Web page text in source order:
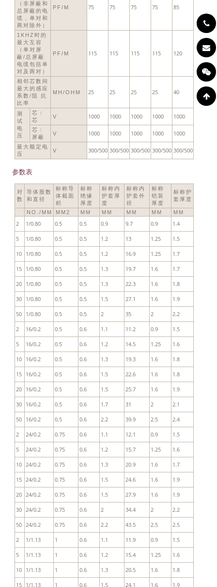
（非屏蔽和
总屏蔽的电
缆，单对和
两对除外）
PF/M 75 75 75 75 85
1KHZ时的
最大互容
（单对屏
蔽/总屏蔽
电缆包括单
对及两对）
PF/M 115 115 115 115 120
相邻芯数间
最大的感应
系数/阻 抗
比率
ΜH/OHM 25 25 25 25 40
测
试
电
压
芯：
芯
V 1000 1000 1000 1000 1000
芯：
屏蔽
V 1000 1000 1000 1000 1000
最大额定电
压
V 300/500 300/500 300/500 300/500 300/500
参数表
对
数
导体股数
和直径
标称导
体截面
积
标称
绝缘
厚度
标称内
护套厚
度
标称内
护套外
径
标称
铠装
厚度
标称护
套厚度
NO./MM MM2 MM MM MM MM MM
2 1/0.80 0.5 0.5 0.9 9.7 0.9 1.4
5 1/0.80 0.5 0.5 1.2 13 1.25 1.5
10 1/0.80 0.5 0.5 1.2 16.9 1.25 1.7
15 1/0.80 0.5 0.5 1.3 19.7 1.6 1.7
20 1/0.80 0.5 0.5 1.3 22.3 1.6 1.8
30 1/0.80 0.5 0.5 1.5 27.1 1.6 1.9
50 1/0.80 0.5 0.5 2 35 2 2.2
2 16/0.2 0.5 0.6 1.1 11.2 0.9 1.5
5 16/0.2 0.5 0.6 1.2 14.5 1.25 1.6
10 16/0.2 0.5 0.6 1.3 19.3 1.6 1.8
15 16/0.2 0.5 0.6 1.5 22.6 1.6 1.8
20 16/0.2 0.5 0.6 1.5 25.7 1.6 1.9
30 16/0.2 0.5 0.6 1.7 31 2 2.1
50 16/0.2 0.5 0.6 2.2 39.9 2.5 2.4
2 24/0.2 0.75 0.6 1.1 12.1 0.9 1.5
5 24/0.2 0.75 0.6 1.2 15.7 1.25 1.6
10 24/0.2 0.75 0.6 1.3 20.9 1.6 1.7
15 24/0.2 0.75 0.6 1.5 24.6 1.6 1.9
20 24/0.2 0.75 0.6 1.5 27.9 1.6 1.9
30 24/0.2 0.75 0.6 2 34.4 2 2.2
50 24/0.2 0.75 0.6 2.2 43.5 2.5 2.5
2 1/1.13 1 0.6 1.1 11.9 0.9 1.5
5 1/1.13 1 0.6 1.2 15.4 1.25 1.6
10 1/1.13 1 0.6 1.3 20.5 1.6 1.8
15 1/1.13 1 0.6 1.5 24.1 1.6 1.9